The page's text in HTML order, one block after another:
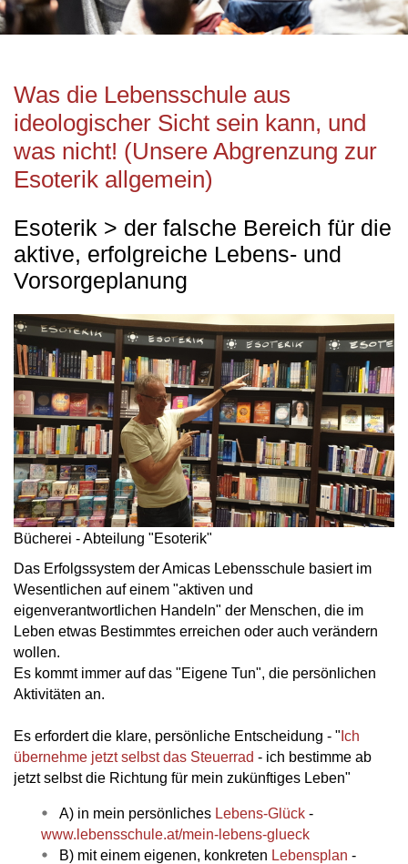
Was die Lebensschule aus
ideologischer Sicht sein kann, und
was nicht! (Unsere Abgrenzung zur
Esoterik allgemein)
Esoterik > der falsche Bereich für die
aktive, erfolgreiche Lebens- und
Vorsorgeplanung
Bücherei - Abteilung "Esoterik"
Das Erfolgssystem der Amicas Lebensschule basiert im
Wesentlichen auf einem "aktiven und
eigenverantwortlichen Handeln" der Menschen, die im
Leben etwas Bestimmtes erreichen oder auch verändern
wollen.
Es kommt immer auf das "Eigene Tun", die persönlichen
Aktivitäten an.
Es erfordert die klare, persönliche Entscheidung - " Ich
übernehme jetzt selbst das Steuerrad - ich bestimme ab
jetzt selbst die Richtung für mein zukünftiges Leben"
A) in mein persönliches Lebens-Glück -
www.lebensschule.at/mein-lebens-glueck
B) mit einem eigenen, konkreten Lebensplan -